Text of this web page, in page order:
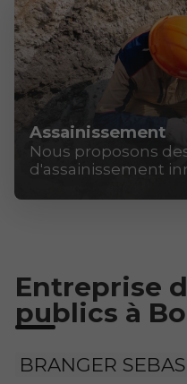
Assainissement
Nous proposons
d'assainissement
Bourges.
Entreprise
publics à
BRANGER